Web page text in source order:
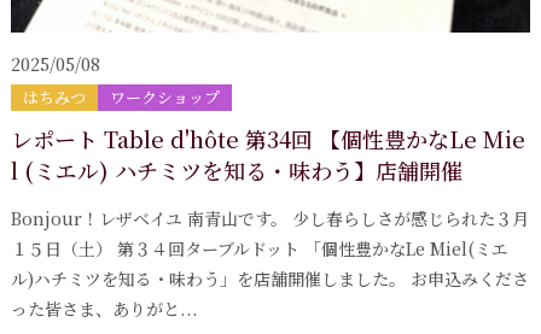
2025/05/08
はちみつ ワークショップ
レポート Table d'hôte 第34回 【個性豊かなLe Mie
l (ミエル) ハチミツを知る・味わう】店舗開催
Bonjour！レザベイユ 南青山です。 少し春らしさが感じられた３月
１５日（土） 第３４回ターブルドット 「個性豊かなLe Miel(ミエ
ル)ハチミツを知る・味わう」を店舗開催しました。 お申込みくださ
った皆さま、ありがと...